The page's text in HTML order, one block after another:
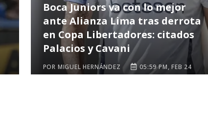
Boca Juniors va con lo mejor
ante Alianza Lima tras derrota
en Copa Libertadores: citados
Palacios y Cavani
POR MIGUEL HERNÁNDEZ 05:59 PM, FEB 24